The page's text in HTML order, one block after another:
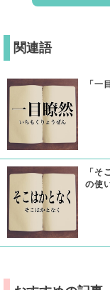
関連語
「一
「そ
の使